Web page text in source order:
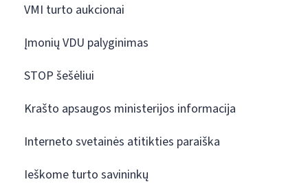
VMI turto aukcionai
Įmonių VDU palyginimas
STOP šešėliui
Krašto apsaugos ministerijos informacija
Interneto svetainės atitikties paraiška
Ieškome turto savininkų